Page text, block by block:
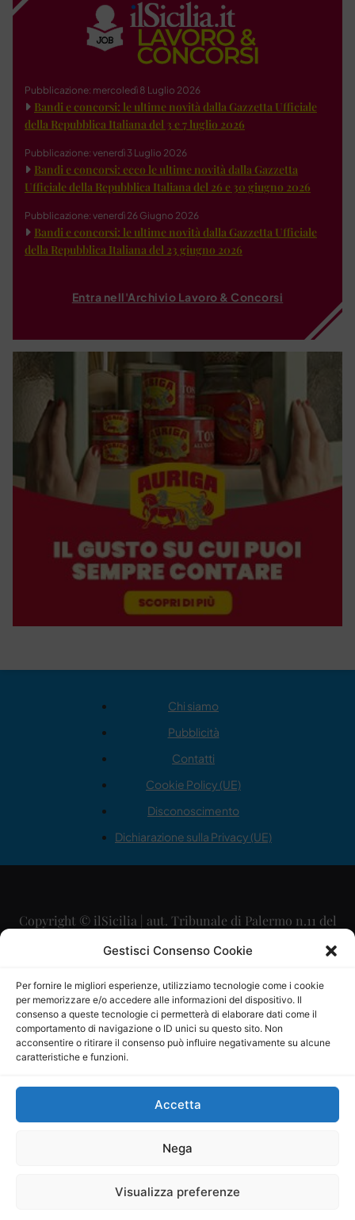
Gestisci Consenso Cookie
Per fornire le migliori esperienze, utilizziamo tecnologie come i cookie
per memorizzare e/o accedere alle informazioni del dispositivo. Il
consenso a queste tecnologie ci permetterà di elaborare dati come il
comportamento di navigazione o ID unici su questo sito. Non
acconsentire o ritirare il consenso può influire negativamente su alcune
caratteristiche e funzioni.
Accetta
Nega
Visualizza preferenze
Pubblicazione: mercoledì 8 Luglio 2026
Bandi e concorsi: le ultime novità dalla Gazzetta Ufficiale
della Repubblica Italiana del 3 e 7 luglio 2026
Pubblicazione: venerdì 3 Luglio 2026
Bandi e concorsi: ecco le ultime novità dalla Gazzetta
Ufficiale della Repubblica Italiana del 26 e 30 giugno 2026
Pubblicazione: venerdì 26 Giugno 2026
Bandi e concorsi: le ultime novità dalla Gazzetta Ufficiale
della Repubblica Italiana del 23 giugno 2026
Entra nell'Archivio Lavoro & Concorsi
Chi siamo
Pubblicità
Contatti
Cookie Policy (UE)
Disconoscimento
Dichiarazione sulla Privacy (UE)
Copyright © ilSicilia | aut. Tribunale di Palermo n.11 del
29/09/2015
Direttore Editoriale: Maurizio Scaglione
Direttore Responsabile: Maria Calabrese
P.IVA: 06334930820
Mercurio Comunicazione Società Cooperativa a r.l. è
iscritta al Registro degli Operatori di Comunicazione al
Sito gestito daLa Digitale srl–info@ladigitale.it